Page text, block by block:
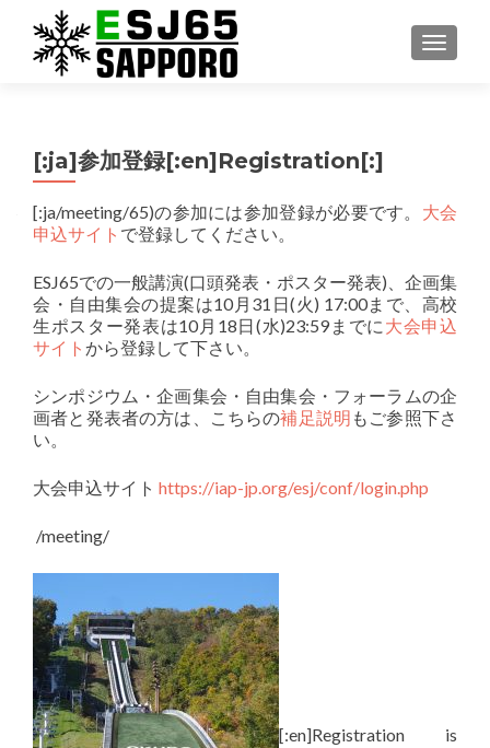
ナビゲ
[:ja]参加登録[:en]Registration[:]
[:ja/meeting/65)の参加には参加登録が必要です。 大会
申込サイト で登録してください。
ESJ65での一般講演(口頭発表・ポスター発表)、企画集
会・自由集会の提案は10月31日(火) 17:00まで、高校
生ポスター発表は10月18日(水)23:59までに 大会申込
サイト から登録して下さい。
シンポジウム・企画集会・自由集会・フォーラムの企
画者と発表者の方は、こちらの補足説明 もご参照下さ
い。
大会申込サイト https://iap-jp.org/esj/conf/login.php
/meeting/
[:en]Registration is